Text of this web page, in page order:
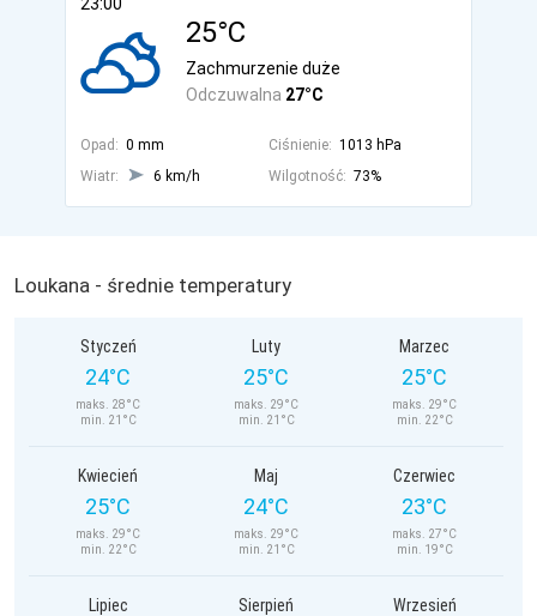
25°C
Odczuwalna 27°C
Zachmurzenie duże
Opad: 0 mm Ciśnienie: 1013 hPa
Wiatr:
6 km/h Wilgotność: 73%
Loukana - średnie temperatury
Styczeń
24°C
maks. 28°C
min. 21°C
Luty
25°C
maks. 29°C
min. 21°C
Marzec
25°C
maks. 29°C
min. 22°C
Kwiecień
25°C
maks. 29°C
min. 22°C
Maj
24°C
maks. 29°C
min. 21°C
Czerwiec
23°C
maks. 27°C
min. 19°C
Lipiec Sierpień Wrzesień